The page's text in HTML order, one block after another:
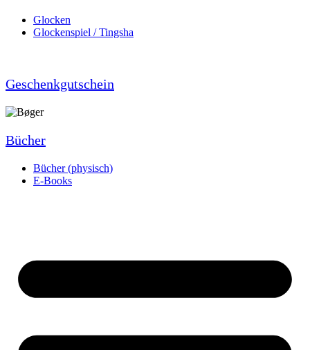
Glocken
Glockenspiel / Tingsha
Geschenkgutschein
Bücher
Bücher (physisch)
E-Books